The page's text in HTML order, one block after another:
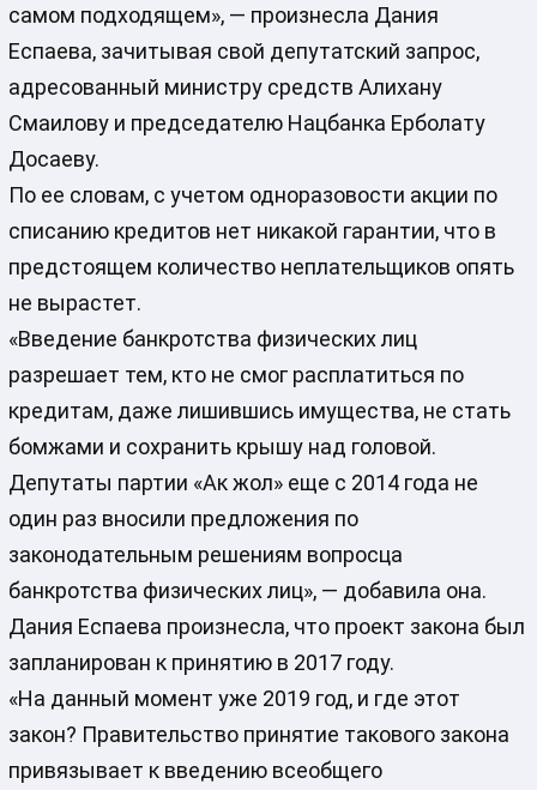
самом подходящем», — произнесла Дания
Еспаева, зачитывая свой депутатский запрос,
адресованный министру средств Алихану
Смаилову и председателю Нацбанка Ерболату
Досаеву.
По ее словам, с учетом одноразовости акции по
списанию кредитов нет никакой гарантии, что в
предстоящем количество неплательщиков опять
не вырастет.
«Введение банкротства физических лиц
разрешает тем, кто не смог расплатиться по
кредитам, даже лишившись имущества, не стать
бомжами и сохранить крышу над головой.
Депутаты партии «Ак жол» еще с 2014 года не
один раз вносили предложения по
законодательным решениям вопросца
банкротства физических лиц», — добавила она.
Дания Еспаева произнесла, что проект закона был
запланирован к принятию в 2017 году.
«На данный момент уже 2019 год, и где этот
закон? Правительство принятие такового закона
привязывает к введению всеобщего